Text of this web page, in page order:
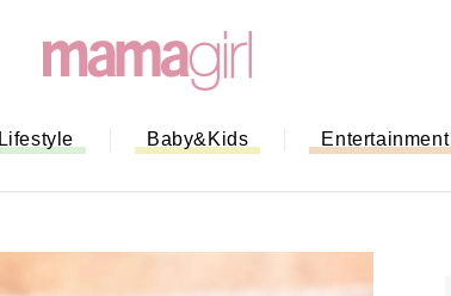
Lifestyle Baby&Kids Entertainment